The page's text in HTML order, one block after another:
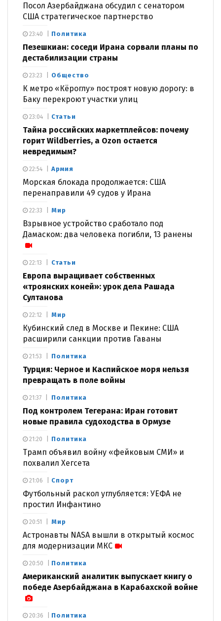
Посол Азербайджана обсудил с сенатором
США стратегическое партнерство
Политика
Пезешкиан: соседи Ирана сорвали планы по
дестабилизации страны
23:40
Общество
К метро «Кёроглу» построят новую дорогу: в
Баку перекроют участки улиц
23:23
Статьи
Тайна российских маркетплейсов: почему
горит Wildberries, а Ozon остается
невредимым?
23:04
Армия
Морская блокада продолжается: США
перенаправили 49 судов у Ирана
22:54
Мир
Взрывное устройство сработало под
Дамаском: два человека погибли, 13 ранены
22:33
Статьи
Европа выращивает собственных
«троянских коней»: урок дела Рашада
Султанова
22:13
Мир
Кубинский след в Москве и Пекине: США
расширили санкции против Гаваны
22:12
Политика
Турция: Черное и Каспийское моря нельзя
превращать в поле войны
21:53
Политика
Под контролем Тегерана: Иран готовит
новые правила судоходства в Ормузе
21:37
Политика
Трамп объявил войну «фейковым СМИ» и
похвалил Хегсета
21:20
Спорт
Футбольный раскол углубляется: УЕФА не
простил Инфантино
21:06
Мир
Астронавты NASA вышли в открытый космос
для модернизации МКС
20:51
Политика
Американский аналитик выпускает книгу о
победе Азербайджана в Карабахской войне
20:50
Политика
20:36